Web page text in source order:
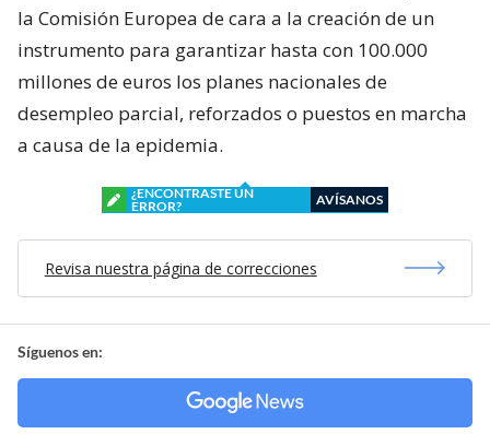
la Comisión Europea de cara a la creación de un
instrumento para garantizar hasta con 100.000
millones de euros los planes nacionales de
desempleo parcial, reforzados o puestos en marcha
a causa de la epidemia.
¿ENCONTRASTE UN
ERROR?
AVÍSANOS
Revisa nuestra página de correcciones
Síguenos en: